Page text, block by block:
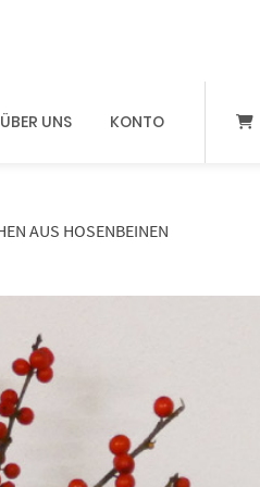
ÜBER UNS KONTO
AUS HOSENBEINEN